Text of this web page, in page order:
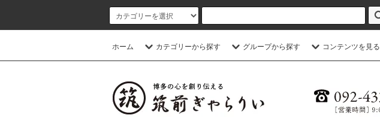
ホーム カテゴリーから探す グループから探す コンテンツを見る